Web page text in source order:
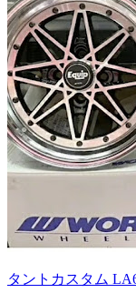
タントカスタム